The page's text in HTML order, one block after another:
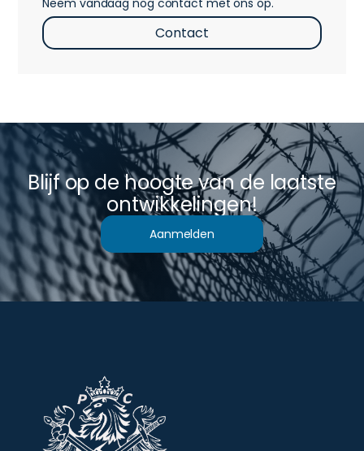
Neem vandaag nog contact met ons op.
Contact
Blijf op de hoogte van de laatste
ontwikkelingen!
Aanmelden